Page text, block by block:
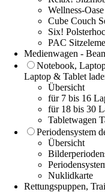
Wellness-
Cube Couch
Six!
PAC
Medienwagen -
Notebook,
Laptop & Tablet
Übersicht
für 7 bis 16
für 18 bis 30
Tabletwagen
Periodensystem
Übersicht
Nuklidkarte
Rettungspuppen,